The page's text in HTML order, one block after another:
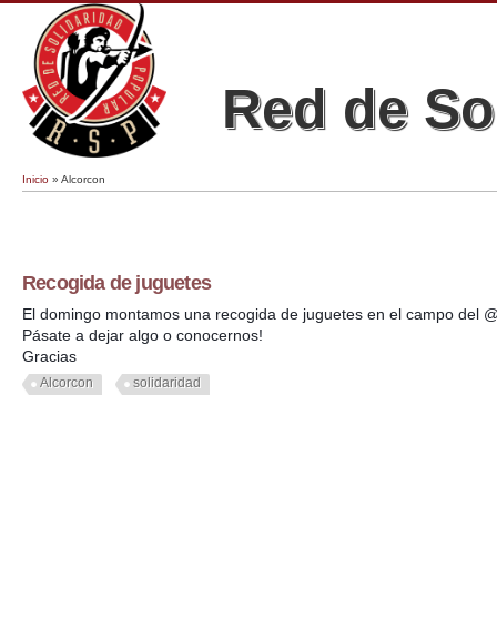
Red de
Se encuentra usted aquí
Inicio » Alcorcon
Recogida de juguetes
El domingo montamos una recogida de juguetes en el campo del
Pásate a dejar algo o conocernos!
Gracias
Alcorcon solidaridad